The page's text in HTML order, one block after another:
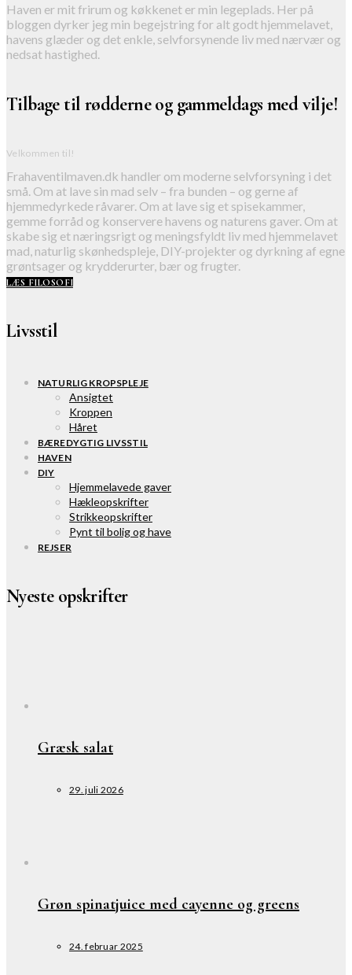
Haven er mit frirum og køkkenet er min legeplads. Her på
bloggen dyrker jeg min begejstring for alt godt hjemmelavet,
havens glæder og det enkle, selvforsynende liv med nærvær og
nedsat hastighed.
Tilbage til rødderne og gammeldags med vilje!
Velkommen til!
Frahaventilmaven.dk handler om moderne selvforsyning i det
små. Om at lave sin mad selv – fra bunden – og gerne af
hjemmedyrkede råvarer. Om at lave sig et spisekammer,
gemme forråd og konservere havens og naturens gaver. Om at
skabe sig et næringsrigt og meningsfyldt liv med hjemmelavet
mad, naturlig skønhedspleje, DIY-projekter og dyrkning af egne
grøntsager og krydderurter, bær og frugter.
LÆS FILOSOFI
Livsstil
NATURLIG KROPSPLEJE
Ansigtet
Kroppen
Håret
BÆREDYGTIG LIVSSTIL
HAVEN
DIY
Hjemmelavede gaver
Hækleopskrifter
Strikkeopskrifter
Pynt til bolig og have
REJSER
Nyeste opskrifter
Græsk salat
29. juli 2026
Grøn spinatjuice med cayenne og greens
24. februar 2025